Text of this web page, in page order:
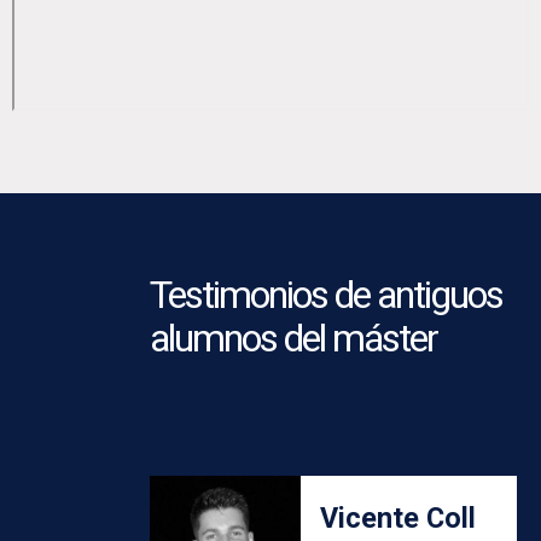
Testimonios de antiguos
alumnos del máster
Vicente Coll